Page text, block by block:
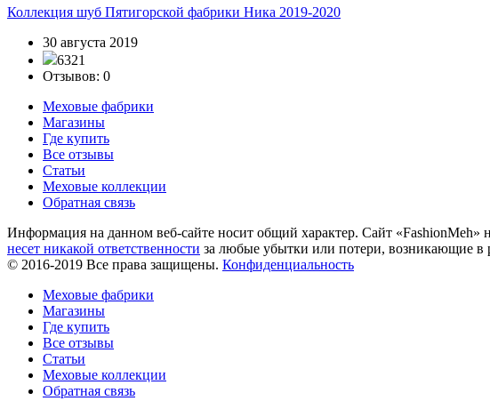
Коллекция шуб Пятигорской фабрики Ника 2019-2020
30 августа 2019
6321
Отзывов: 0
Меховые фабрики
Магазины
Где купить
Все отзывы
Статьи
Меховые коллекции
Обратная связь
Информация на данном веб-сайте носит общий характер. Сайт
несет никакой ответственности за любые убытки или потери, возникающие в
© 2016-2019 Все права защищены. Конфиденциальность
Меховые фабрики
Магазины
Где купить
Все отзывы
Статьи
Меховые коллекции
Обратная связь